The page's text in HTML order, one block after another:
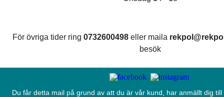
För övriga tider ring 0732600498eller maila
besök
Du får detta mail på grund av att du är vår kund, har anmällt dig